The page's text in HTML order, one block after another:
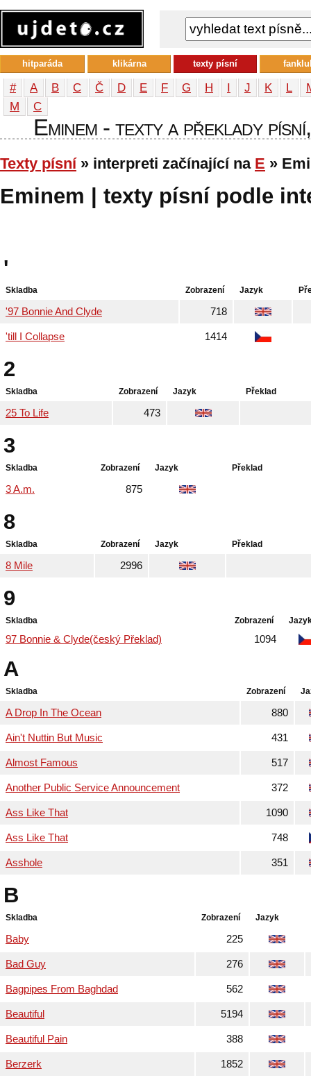
# A B C Č D E F G H I J K L
М
С
Eminem - texty a překlady
Texty písní» interpreti začínající na E »
Eminem | texty písní podle
'
Skladba Zobrazení Jazyk
'97 Bonnie And Clyde 718
'till I Collapse 1414
2
Skladba Zobrazení Jazyk Překlad
25 To Life 473
3
Skladba Zobrazení Jazyk Překlad
3 A.m. 875
8
Skladba Zobrazení Jazyk Překlad
8 Mile 2996
9
Skladba Zobrazení
97 Bonnie & Clyde(český Překlad) 1094
A
Skladba Zobrazení
A Drop In The Ocean 880
Ain't Nuttin But Music 431
Almost Famous 517
Another Public Service Announcement 372
Ass Like That 1090
Ass Like That 748
Asshole 351
B
Skladba Zobrazení Jazyk
Baby 225
Bad Guy 276
Bagpipes From Baghdad 562
Beautiful 5194
Beautiful Pain 388
Berzerk 1852
hitparáda klikárna texty písní